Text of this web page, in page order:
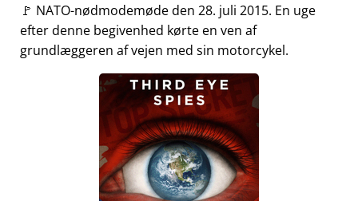
🚩 NATO-nødmodemøde den 28. juli 2015. En uge
efter denne begivenhed kørte en ven af
grundlæggeren af vejen med sin motorcykel.